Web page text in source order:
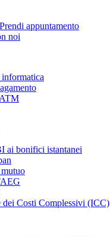
appuntamento
noi
informatica
ai bonifici istantanei
dei Costi Complessivi (ICC)